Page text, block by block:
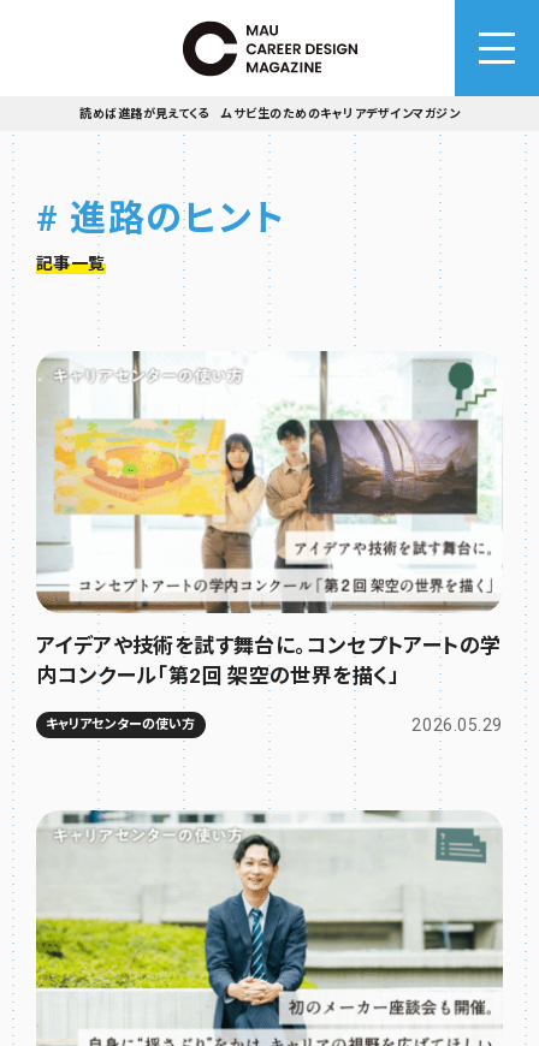
読めば進路が見えてくる ムサビ生のためのキャリアデザインマガジン
# 進路のヒント
記事一覧
アイデアや技術を試す舞台に。コンセプトアートの学
内コンクール「第2回 架空の世界を描く」
キャリアセンターの使い方 2026.05.29